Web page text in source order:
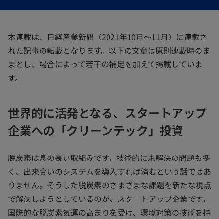
本連載は、日経産業新聞（2021年10月～11月）に連載さ
れた記事の転載となります。以下の文章は原則連載時のま
まとし、場合によって若干の補足を加えて掲載していま
す。
世界的に活発となる、スタートアップ
企業への「クリーンテック」投資
脱炭素は息の長い取組みです。技術的に未解決の問題も多
く、出来合いのシステムを導入すれば済むという話ではあ
りません。そうした脱炭素のさまざまな課題を新たな視点
で解決しようとしているのが、スタートアップ企業です。
国際的な脱炭素気運の高まりを受け、環境対策の技術を持